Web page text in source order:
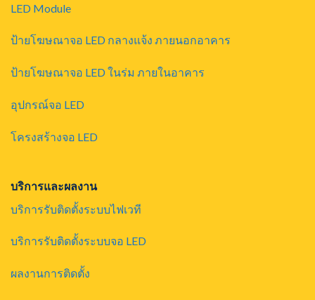
LED Module
ป้ายโฆษณาจอ LED กลางแจ้ง ภายนอกอาคาร
ป้ายโฆษณาจอ LED ในร่ม ภายในอาคาร
อุปกรณ์จอ LED
โครงสร้างจอ LED
บริการและผลงาน
บริการรับติดตั้งระบบไฟเวที
บริการรับติดตั้งระบบจอ LED
ผลงานการติดตั้ง